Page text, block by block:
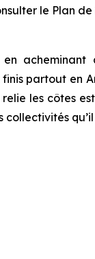
le Plan
en
partout en
relie les côtes
qu’il